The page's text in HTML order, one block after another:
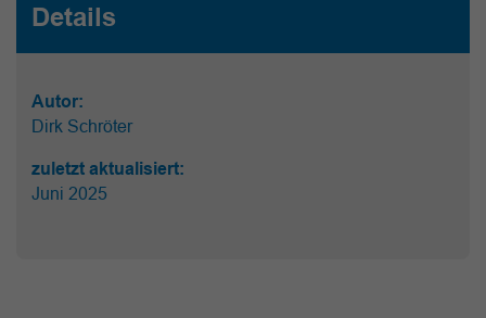
Details
Autor:
Dirk Schröter
zuletzt aktualisiert:
Juni 2025